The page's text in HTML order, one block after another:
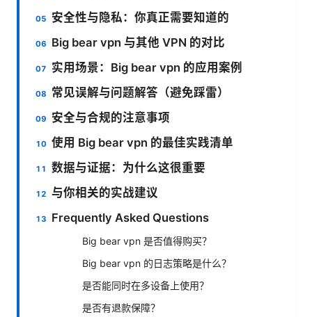
安全性与隐私：你真正需要知道的
Big bear vpn 与其他 VPN 的对比
实用场景：Big bear vpn 的应用案例
常见误解与问题解答（避免踩雷）
安全与合规的注意事项
使用 Big bear vpn 的最佳实践清单
数据与证据：为什么这很重要
与你相关的实战建议
Frequently Asked Questions
Big bear vpn 是否值得购买？
Big bear vpn 的日志策略是什么？
是否能同时在多设备上使用？
是否有退款保障？